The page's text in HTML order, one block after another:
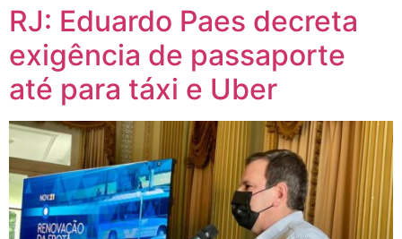
RJ: Eduardo Paes decreta
exigência de passaporte
até para táxi e Uber